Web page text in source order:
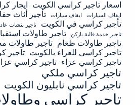
اسعار تاجير كراسي الكويت ايجار
ايقاف السيارات ايقاف سيارات تأجير أثاث
تأجير كراسي في الكويت
تاجير بنشات
تاجير خدمة فالية باركن
تاجير طاولات
تاجير طاولات طعام تاجير طاولات
تاجير كراسى للعزاء بالكويت تاجير
تاجير كراسي عزاء تاجير كراسي
تاجير كراسي ملكي
تاجير كراسي نابليون الكويت
تاجير كراسي